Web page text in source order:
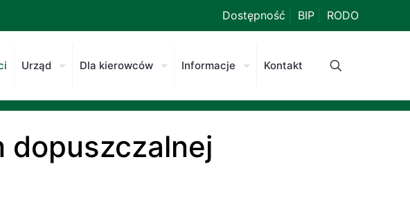
Dostępność BIP RODO
Urząd Dla kierowców Informacje Kontakt
dopuszczalnej